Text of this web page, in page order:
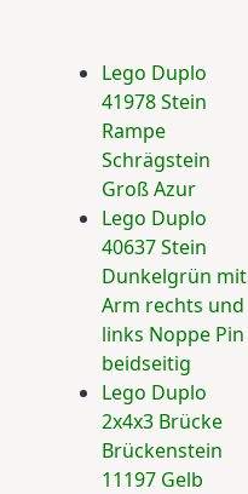
Lego Duplo
41978 Stein
Rampe
Schrägstein
Groß Azur
Lego Duplo
40637 Stein
Dunkelgrün mit
Arm rechts und
links Noppe Pin
beidseitig
Lego Duplo
2x4x3 Brücke
Brückenstein
11197 Gelb